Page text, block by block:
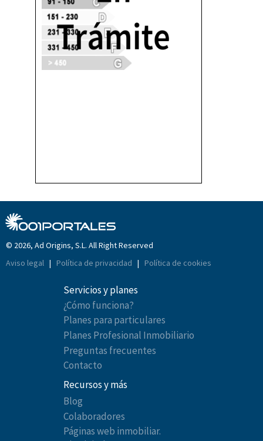
© 2026, Ad Origins, S.L. All Right Reserved
Aviso legal | Política de privacidad | Política de cookies
Servicios y planes
¿Cómo funciona?
Planes para particulares
Planes Profesional Inmobiliario
Preguntas frecuentes
Contacto
Recursos y más
Blog
Colaboradores
Páginas web inmobiliar.